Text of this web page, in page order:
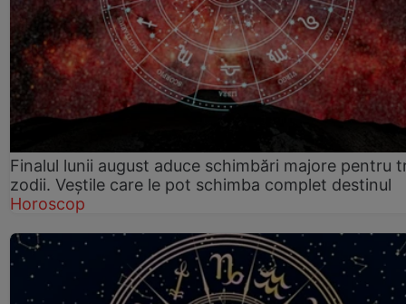
Finalul lunii august aduce schimbări majore pentru
zodii. Veștile care le pot schimba complet destinul
Horoscop